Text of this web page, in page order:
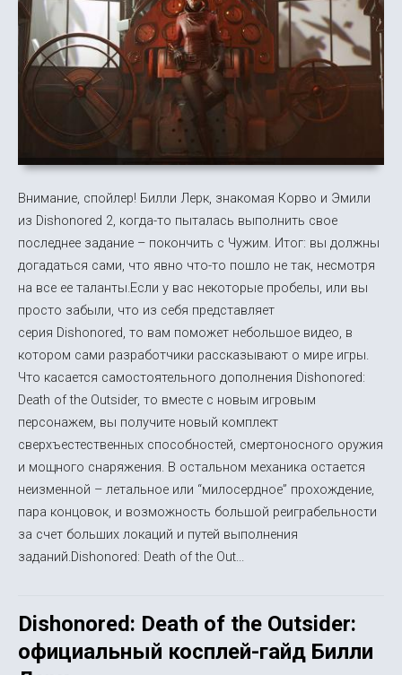
Внимание, спойлер! Билли Лерк, знакомая Корво и Эмили
из Dishonored 2, когда-то пыталась выполнить свое
последнее задание – покончить с Чужим. Итог: вы должны
догадаться сами, что явно что-то пошло не так, несмотря
на все ее таланты.Если у вас некоторые пробелы, или вы
просто забыли, что из себя представляет
серия Dishonored, то вам поможет небольшое видео, в
котором сами разработчики рассказывают о мире игры.
Что касается самостоятельного дополнения Dishonored:
Death of the Outsider, то вместе с новым игровым
персонажем, вы получите новый комплект
сверхъестественных способностей, смертоносного оружия
и мощного снаряжения. В остальном механика остается
неизменной – летальное или “милосердное” прохождение,
пара концовок, и возможность большой реиграбельности
за счет больших локаций и путей выполнения
заданий.Dishonored: Death of the Out...
Dishonored: Death of the Outsider:
официальный косплей-гайд Билли